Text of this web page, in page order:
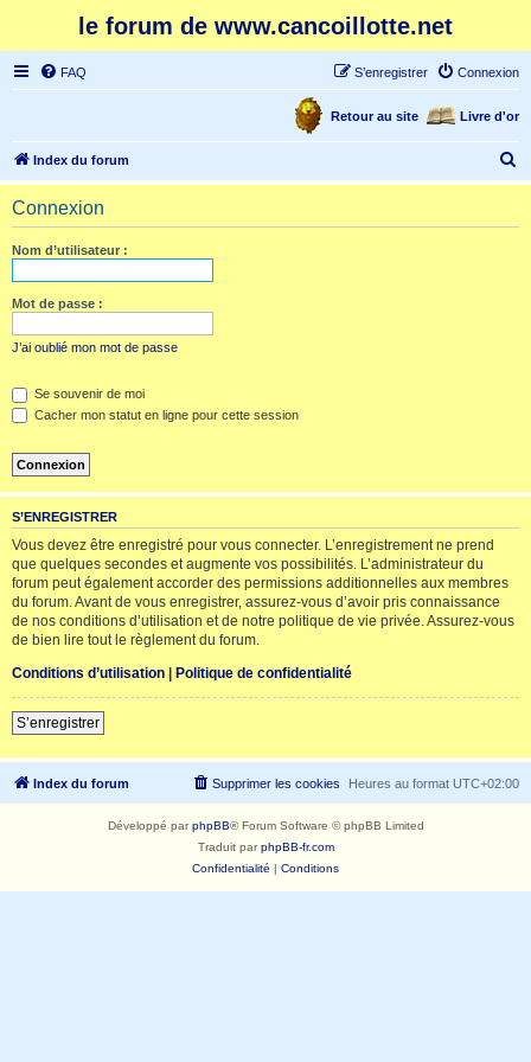
le forum de www.cancoillotte.net
FAQ Connexion
S’enregistrer
Livre d'or
Retour au site
Index du forum
e
Connexion
Nom d’utilisateur :
Mot de passe :
J’ai oublié mon mot de passe
Se souvenir de moi
Cacher mon statut en ligne pour cette session
S’ENREGISTRER
Vous devez être enregistré pour vous connecter. L’enregistrement ne prend
que quelques secondes et augmente vos possibilités. L’administrateur du
forum peut également accorder des permissions additionnelles aux membres
du forum. Avant de vous enregistrer, assurez-vous d’avoir pris connaissance
de nos conditions d’utilisation et de notre politique de vie privée. Assurez-vous
de bien lire tout le règlement du forum.
Conditions d’utilisation | Politique de confidentialité
S’enregistrer
Index du forum Heures au format UTC+02:00
Supprimer les cookies
Développé parphpBB® Forum Software © phpBB Limited
Traduit parphpBB-fr.com
Confidentialité | Conditions